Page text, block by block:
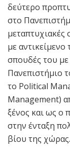
δεύτερο
στο
μεταπτυχιακές
με αντικείμενο
σπουδές του
Πανεπιστήμιο
το Political
Management)
ξένος και ως ο
στην ένταξη
βίου της χώρας.